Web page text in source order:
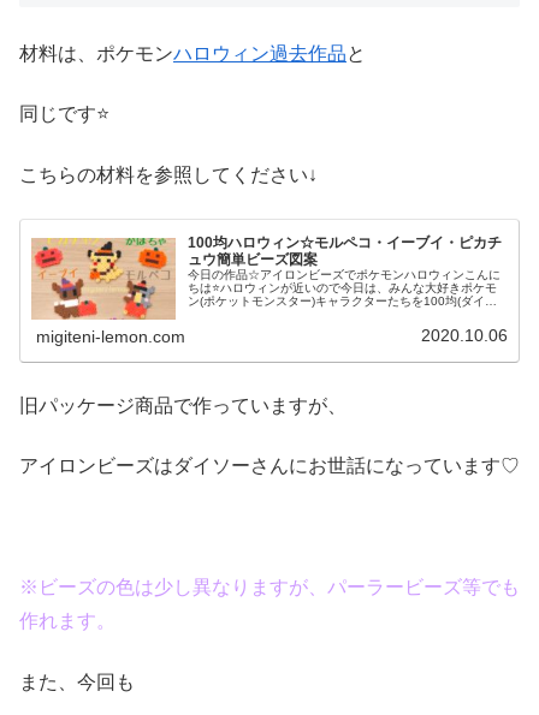
材料は、ポケモンハロウィン過去作品と
同じです⭐
こちらの材料を参照してください↓
100均ハロウィン☆モルペコ・イーブイ・ピカチ
ュウ簡単ビーズ図案
今日の作品☆アイロンビーズでポケモンハロウィンこんに
ちは⭐ハロウィンが近いので今日は、みんな大好きポケモ
ン(ポケットモンスター)キャラクターたちを100均(ダイソ
migiteni-lemon.com 2020.10.06
旧パッケージ商品で作っていますが、
アイロンビーズはダイソーさんにお世話になっています♡
※ビーズの色は少し異なりますが、パーラービーズ等でも
作れます。
また、今回も